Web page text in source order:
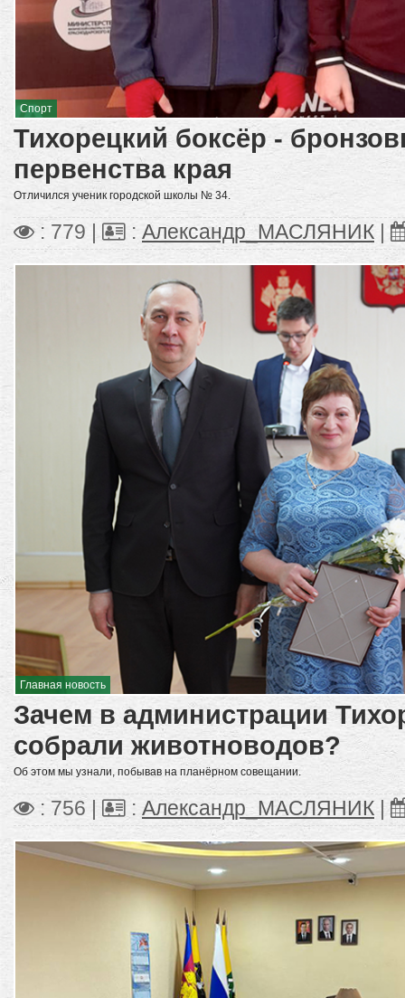
Спорт
Тихорецкий боксёр -
первенства края
Отличился ученик городской школы № 34.
: 779 | : Александр_МАСЛЯНИК
Главная новость
Зачем в администрации
собрали животноводов?
Об этом мы узнали, побывав на планёрном совещании.
: 756 | : Александр_МАСЛЯНИК |